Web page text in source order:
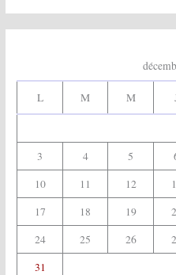
L M M
3
4 5
10
11 12
17
18 19
24
25 26
31